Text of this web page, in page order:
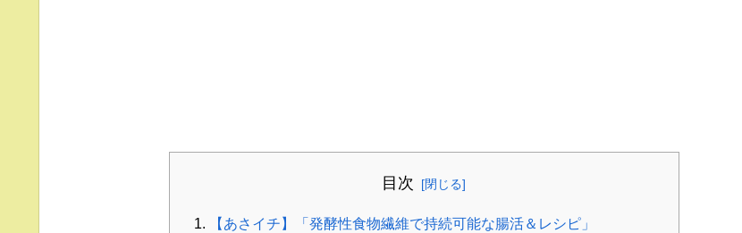
目次
【あさイチ】「発酵性食物繊維で持続可能な腸活＆レシピ」